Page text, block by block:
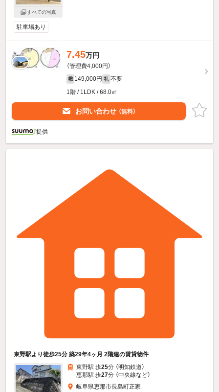
すべての写真
駐車場あり
7.45万円
（管理費4,000円）
敷 149,000円 礼 不要
1階 / 1LDK / 68.0㎡
お問い合わせ （無料）
提供
東野駅より徒歩25分 築29年4ヶ月 2階建の賃貸物件
東野駅 歩25分 （明知鉄道）
恵那駅 歩27分 （中央線など）
岐阜県恵那市長島町正家